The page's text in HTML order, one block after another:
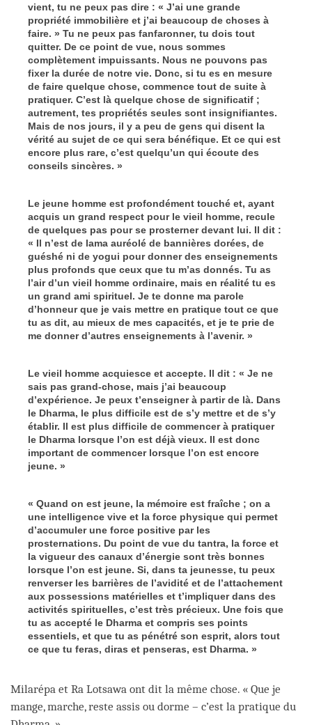
vient, tu ne peux pas dire : « J’ai une grande
propriété immobilière et j’ai beaucoup de choses à
faire. » Tu ne peux pas fanfaronner, tu dois tout
quitter. De ce point de vue, nous sommes
complètement impuissants. Nous ne pouvons pas
fixer la durée de notre vie. Donc, si tu es en mesure
de faire quelque chose, commence tout de suite à
pratiquer. C’est là quelque chose de significatif ;
autrement, tes propriétés seules sont insignifiantes.
Mais de nos jours, il y a peu de gens qui disent la
vérité au sujet de ce qui sera bénéfique. Et ce qui est
encore plus rare, c’est quelqu’un qui écoute des
conseils sincères. »
Le jeune homme est profondément touché et, ayant
acquis un grand respect pour le vieil homme, recule
de quelques pas pour se prosterner devant lui. Il dit :
« Il n’est de lama auréolé de bannières dorées, de
guéshé ni de yogui pour donner des enseignements
plus profonds que ceux que tu m’as donnés. Tu as
l’air d’un vieil homme ordinaire, mais en réalité tu es
un grand ami spirituel. Je te donne ma parole
d’honneur que je vais mettre en pratique tout ce que
tu as dit, au mieux de mes capacités, et je te prie de
me donner d’autres enseignements à l’avenir. »
Le vieil homme acquiesce et accepte. Il dit : « Je ne
sais pas grand-chose, mais j’ai beaucoup
d’expérience. Je peux t’enseigner à partir de là. Dans
le Dharma, le plus difficile est de s’y mettre et de s’y
établir. Il est plus difficile de commencer à pratiquer
le Dharma lorsque l’on est déjà vieux. Il est donc
important de commencer lorsque l’on est encore
jeune. »
« Quand on est jeune, la mémoire est fraîche ; on a
une intelligence vive et la force physique qui permet
d’accumuler une force positive par les
prosternations. Du point de vue du tantra, la force et
la vigueur des canaux d’énergie sont très bonnes
lorsque l’on est jeune. Si, dans ta jeunesse, tu peux
renverser les barrières de l’avidité et de l’attachement
aux possessions matérielles et t’impliquer dans des
activités spirituelles, c’est très précieux. Une fois que
tu as accepté le Dharma et compris ses points
essentiels, et que tu as pénétré son esprit, alors tout
ce que tu feras, diras et penseras, est Dharma. »
Milarépa et Ra Lotsawa ont dit la même chose. « Que je
mange, marche, reste assis ou dorme – c’est la pratique du